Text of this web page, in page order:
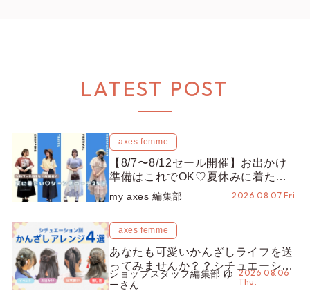
LATEST POST
axes femme
【8/7〜8/12セール開催】お出かけ
準備はこれでOK♡夏休みに着たい
コーデ25選をシーン別に徹底解説！
my axes 編集部 2026.08.07 Fri.
axes femme
あなたも可愛いかんざしライフを送
ってみませんか？？シチュエーショ
ン別“かんざし”のオススメ【ショッ
プスタッフ編集部】
ショップスタッフ編集部 ゆ
ーさん
2026.08.06
Thu.